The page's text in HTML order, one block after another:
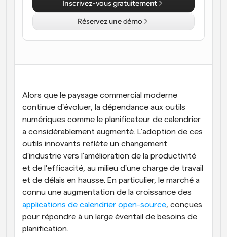
Flux de travail
Automatiser la planification et les rappels
jour
Rencontrez des clients en quelques minutes
Liens de groupe dynamique
Réservez facilement des réunions avec plusieurs
personnes
Soyez informé lorsque quelque chose se passe
Alors que le paysage commercial moderne
continue d'évoluer, la dépendance aux outils
numériques comme le planificateur de calendrier
a considérablement augmenté. L'adoption de ces
outils innovants reflète un changement
d'industrie vers l'amélioration de la productivité
et de l'efficacité, au milieu d'une charge de travail
et de délais en hausse. En particulier, le marché a
connu une augmentation de la croissance des
applications de calendrier open-source, conçues
pour répondre à un large éventail de besoins de
planification.
Inscrivez-vous gratuitement
Réservez une démo